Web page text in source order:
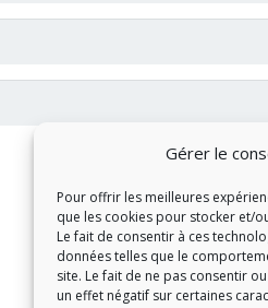
Gérer le
Pour offrir les meilleures
que les cookies pour stocker et/
Le fait de consentir à ces
données telles que le
site. Le fait de ne pas consentir
un effet négatif sur certaines